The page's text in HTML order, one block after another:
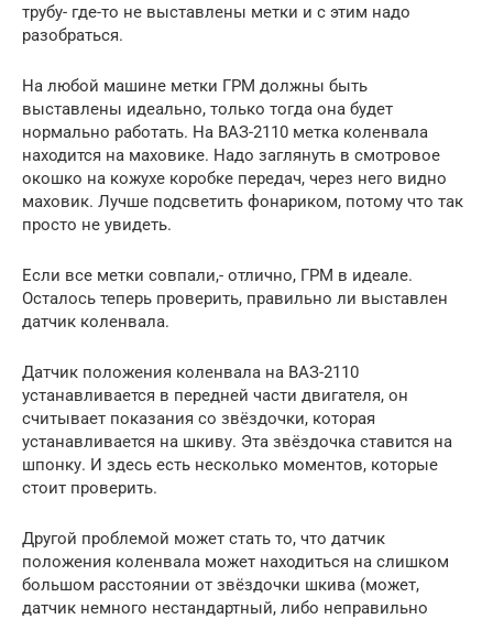
трубу- где-то не выставлены метки и с этим надо
разобраться.
На любой машине метки ГРМ должны быть
выставлены идеально, только тогда она будет
нормально работать. На ВАЗ-2110 метка коленвала
находится на маховике. Надо заглянуть в смотровое
окошко на кожухе коробке передач, через него видно
маховик. Лучше подсветить фонариком, потому что так
просто не увидеть.
Если все метки совпали,- отлично, ГРМ в идеале.
Осталось теперь проверить, правильно ли выставлен
датчик коленвала.
Датчик положения коленвала на ВАЗ-2110
устанавливается в передней части двигателя, он
считывает показания со звёздочки, которая
устанавливается на шкиву. Эта звёздочка ставится на
шпонку. И здесь есть несколько моментов, которые
стоит проверить.
Другой проблемой может стать то, что датчик
положения коленвала может находиться на слишком
большом расстоянии от звёздочки шкива (может,
датчик немного нестандартный, либо неправильно